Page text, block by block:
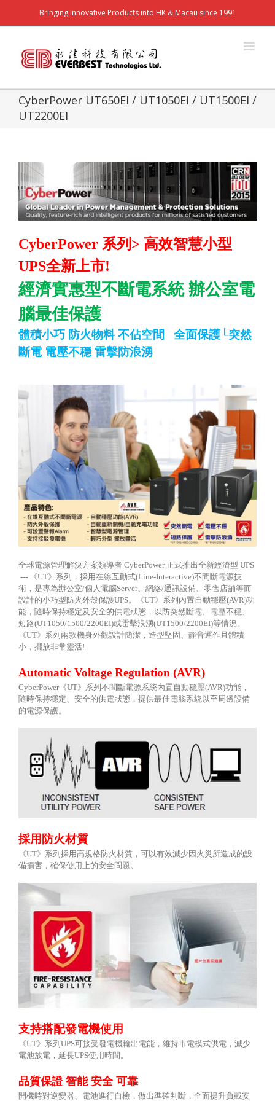
Bringing Innovative Products into HK & Macau since 1991
CyberPower UT650EI / UT1050EI / UT1500EI /
UT2200EI
CyberPower 系列 > 高效智慧小型
UPS全新上市!
經濟實惠型不斷電系統 辦公室電
腦最佳保護
體積小巧 防火物料 不佔空間 全面保護 └突然
斷電 電壓不穩 雷擊防浪湧
全球電源管理解決方案領導者 CyberPower正式推出全新經濟型 UPS
---
《UT》系列，採用在線互動式(Line-Interactive)不間斷電源技
術，是專為辦公室/個人電腦Server、網絡/通訊設備、零售店舖等而
設計的小巧型防火外殼保護UPS。《UT》系列內置自動穩壓(AVR)功
能，隨時保持穩定及安全的供電狀態，以防突然斷電、電壓不穩、
短路(UT1050/1500/2200EI)或雷擊浪湧(UT1500/2200EI)等情況。
《UT》系列兩款機身外觀設計簡潔，造型堅固、靜音運作且體積
小，擺放非常靈活!
Automatic Voltage Regulation (AVR)
CyberPower《UT》系列不間斷電源系統內置自動穩壓(AVR)功能，
隨時保持穩定、安全的供電狀態，提供最佳電腦系統以至周邊設備
的電源保護。
採用防火材質
《UT》系列採用高規格防火材質，可以有效減少因火災所造成的設
備損害，確保使用上的安全問題。
支持搭配發電機使用
《UT》系列UPS可接受發電機輸出電能，維持市電模式供電，減少
電池放電，延長UPS使用時間。
品質保證 智能 安全 可靠
開機時對逆變器、電池進行自檢，做出準確判斷，全面提升負載安